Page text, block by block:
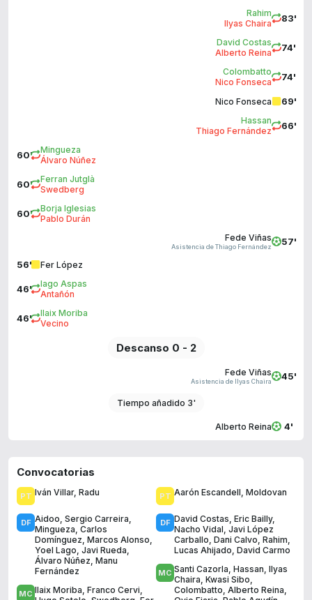
83'
Rahim
Ilyas Chaira
74'
David Costas
Alberto Reina
74'
Colombatto
Nico Fonseca
69'
Nico Fonseca
66'
Hassan
Thiago Fernández
60'
Mingueza
Álvaro Núñez
60'
Ferran Jutglà
Swedberg
60'
Borja Iglesias
Pablo Durán
57'
Fede Viñas
Asistencia de Thiago Fernández
56' Fer López
46'
Iago Aspas
Antañón
46'
Ilaix Moriba
Vecino
Descanso 0 - 2
45'
Fede Viñas
Asistencia de Ilyas Chaira
Tiempo añadido 3'
4'
Alberto Reina
Convocatorias
Iván Villar, Radu
Aidoo, Sergio Carreira,
Mingueza, Carlos
Domínguez, Marcos Alonso,
Yoel Lago, Javi Rueda,
Álvaro Núñez, Manu
Fernández
Ilaix Moriba, Franco Cervi,
Aarón Escandell, Moldovan
David Costas, Eric Bailly,
Nacho Vidal, Javi López
Carballo, Dani Calvo, Rahim,
Lucas Ahijado, David Carmo
Santi Cazorla, Hassan, Ilyas
Chaira, Kwasi Sibo,
Colombatto, Alberto Reina,